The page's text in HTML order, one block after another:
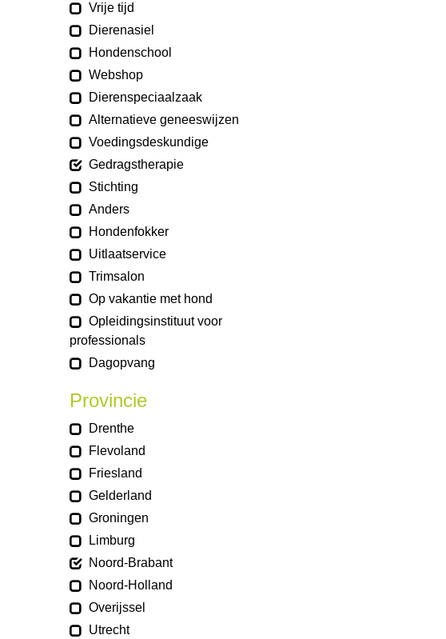
Vrije tijd
Dierenasiel
Hondenschool
Webshop
Dierenspeciaalzaak
Alternatieve geneeswijzen
Voedingsdeskundige
Gedragstherapie
Stichting
Anders
Hondenfokker
Uitlaatservice
Trimsalon
Op vakantie met hond
Opleidingsinstituut voor
professionals
Dagopvang
Provincie
Drenthe
Flevoland
Friesland
Gelderland
Groningen
Limburg
Noord-Brabant
Noord-Holland
Overijssel
Utrecht